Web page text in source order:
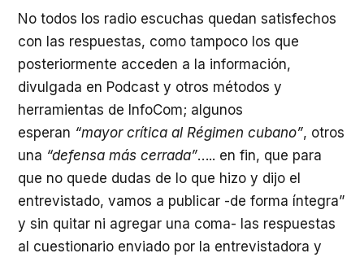
No todos los radio escuchas quedan satisfechos
con las respuestas, como tampoco los que
posteriormente acceden a la información,
divulgada en Podcast y otros métodos y
herramientas de InfoCom; algunos
esperan “mayor crítica al Régimen cubano”, otros
una “defensa más cerrada”….. en fin, que para
que no quede dudas de lo que hizo y dijo el
entrevistado, vamos a publicar -de forma íntegra”
y sin quitar ni agregar una coma- las respuestas
al cuestionario enviado por la entrevistadora y